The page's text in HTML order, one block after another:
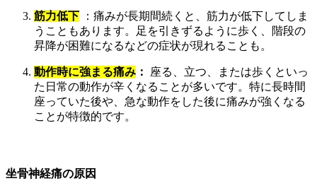
筋力低下 ：痛みが長期間続くと、筋力が低下してしま
うこともあります。足を引きずるように歩く、階段の
昇降が困難になるなどの症状が現れることも。
動作時に強まる痛み ：
座る、立つ、または歩くといっ
た日常の動作が辛くなることが多いです。特に長時間
座っていた後や、急な動作をした後に痛みが強くなる
ことが特徴的です。
坐骨神経痛の原因